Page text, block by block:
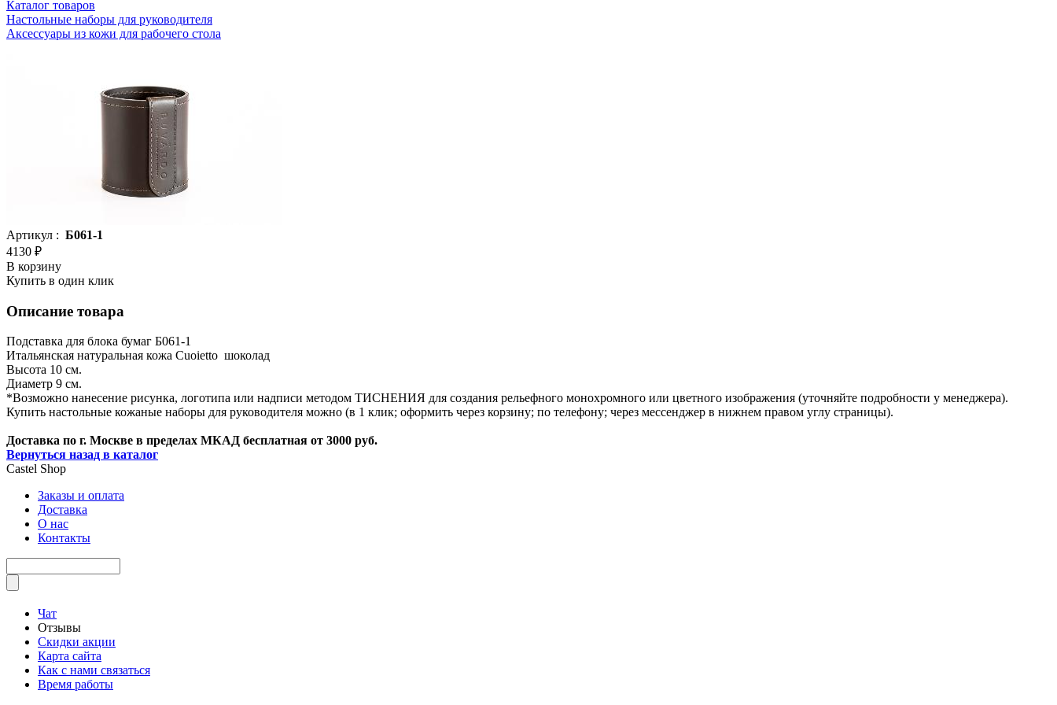
Каталог товаров
Настольные наборы для руководителя
Аксессуары из кожи для рабочего стола
Артикул : Б061-1
4130 ₽
В корзину
Купить в один клик
Описание товара
Подставка для блока бумаг Б061-1
Итальянская натуральная кожа Cuoietto шоколад
Высота 10 см.
Диаметр 9 см.
*Возможно нанесение рисунка, логотипа или надписи методом ТИСНЕНИЯ для создания рельефного монохромного или цветного изображения (уточняйте подробности у менеджера).
Купить настольные кожаные наборы для руководителя можно (в 1 клик; оформить через корзину; по телефону; через мессенджер в нижнем правом углу страницы).
Доставка по г. Москве в пределах МКАД бесплатная от 3000 руб.
Вернуться назад в каталог
Castel Shop
Заказы и оплата
Доставка
О нас
Контакты
Чат
Отзывы
Скидки акции
Карта сайта
Как с нами связаться
Время работы